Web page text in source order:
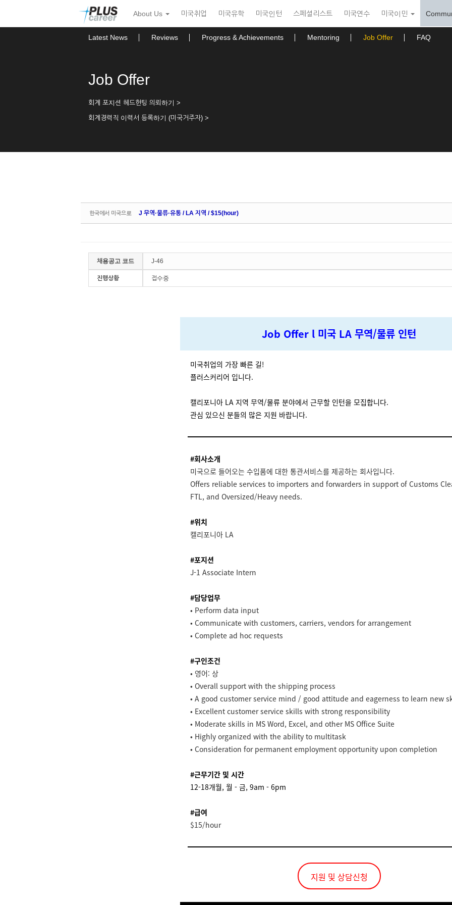
뉴
토
About Us 미국취업 미국유학 미국인턴 스페셜리스트 미국연수 미국이민
Latest News Reviews Progress & Achievements Mentoring Job Offer FAQ
Job Offer
회계 포지션 헤드헌팅 의뢰하기 >
회계경력직 이력서 등록하기 (미국거주자) >
한국에서 미국으로 J 무역·물류·유통 / LA 지역 / $15(hour)
채용공고 코드 J-46
진행상황 접수중
Job Offer l 미국 LA 무역/물류 인턴
미국취업의 가장 빠른 길!
플러스커리어 입니다.
캘리포니아 LA 지역 무역/물류 분야에서 근무할 인턴을 모집합니다.
관심 있으신 분들의 많은 지원 바랍니다.
#회사소개
미국으로 들어오는 수입품에 대한 통관서비스를 제공하는 회사입니다.
Offers reliable services to importers and forwarders in support of Customs
FTL, and Oversized/Heavy needs.
#위치
캘리포니아 LA
#포지션
J-1 Associate Intern
#담당업무
• Perform data input
• Communicate with customers, carriers, vendors for arrangement
• Complete ad hoc requests
#구인조건
• 영어: 상
• Overall support with the shipping process
• A good customer service mind / good attitude and eagerness to learn new
• Excellent customer service skills with strong responsibility
• Moderate skills in MS Word, Excel, and other MS Office Suite
• Highly organized with the ability to multitask
• Consideration for permanent employment opportunity upon completion
#근무기간 및 시간
12-18개월, 월 - 금, 9am - 6pm
#급여
$15/hour
지원 및 상담신청